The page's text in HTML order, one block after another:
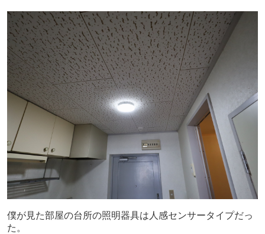
僕が見た部屋の台所の照明器具は人感センサータイプだっ
た。